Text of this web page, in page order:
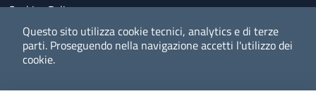
Questo sito utilizza cookie tecnici, analytics e di terze
parti. Proseguendo nella navigazione accetti l'utilizzo dei
cookie.
Cookies Policy
Policy privacy e protezione del dato personale
Albo pretorio on-line
Dichiarazione di accessibilità